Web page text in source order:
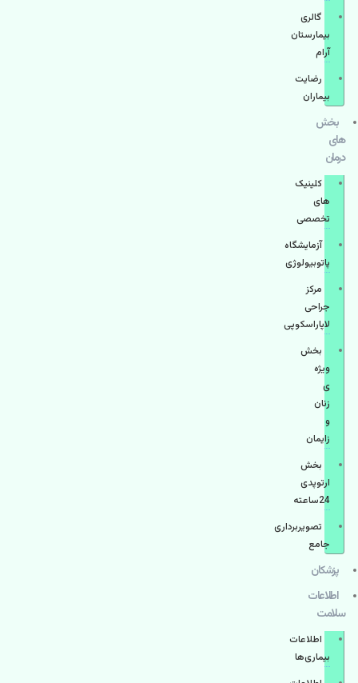
گالری
بیمارستان
آرام
رضایت
بیماران
بخش
های
درمان
کلینیک
های
تخصصی
آزمایشگاه
پاتوبیولوژی
مرکز
جراحی
لاپاراسکوپی
بخش
ویژه
ی
زنان
و
زایمان
بخش
ارتوپدی
24ساعته
تصویربرداری
جامع
پزشكان
اطلاعات
سلامت
اطلاعات
بیماری‌ها